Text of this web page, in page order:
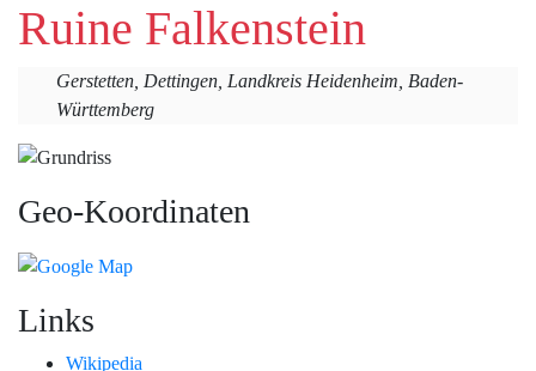
Ruine Falkenstein
Gerstetten, Dettingen, Landkreis Heidenheim, Baden-
Württemberg
Geo-Koordinaten
Links
Wikipedia